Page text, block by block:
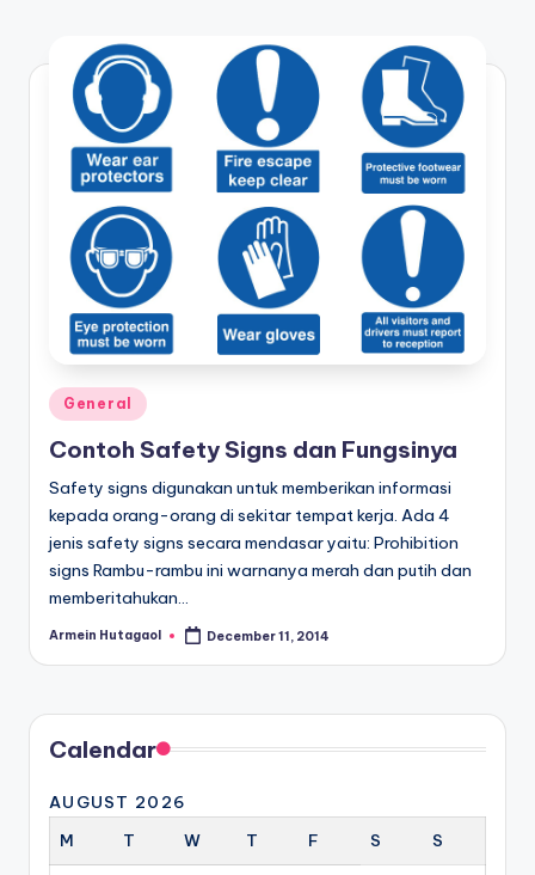
Posted
in
General
Contoh Safety Signs dan Fungsinya
Safety signs digunakan untuk memberikan informasi
kepada orang-orang di sekitar tempat kerja. Ada 4
jenis safety signs secara mendasar yaitu: Prohibition
signs Rambu-rambu ini warnanya merah dan putih dan
memberitahukan…
Posted
Armein Hutagaol December 11, 2014
Calendar
AUGUST 2026
M
T W T F S S